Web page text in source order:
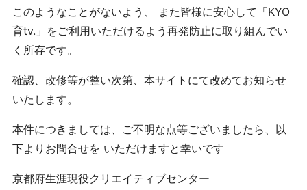
このようなことがないよう、 また皆様に安心して「KYO
育tv.」をご利用いただけるよう再発防止に取り組んでい
く所存です。
確認、改修等が整い次第、本サイトにて改めてお知らせ
いたします。
本件につきましては、ご不明な点等ございましたら、以
下よりお問合せを いただけますと幸いです
京都府生涯現役クリエイティブセンター